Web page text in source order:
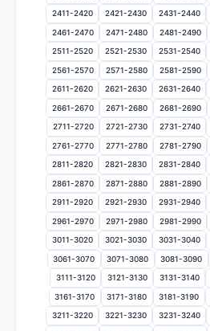
2411-2420 2421-2430 2431-2440
2461-2470 2471-2480 2481-2490
2511-2520 2521-2530 2531-2540
2561-2570 2571-2580 2581-2590
2611-2620 2621-2630 2631-2640
2661-2670 2671-2680 2681-2690
2711-2720 2721-2730 2731-2740
2761-2770 2771-2780 2781-2790
2811-2820 2821-2830 2831-2840
2861-2870 2871-2880 2881-2890
2911-2920 2921-2930 2931-2940
2961-2970 2971-2980 2981-2990
3011-3020 3021-3030 3031-3040
3061-3070 3071-3080 3081-3090
3111-3120 3121-3130 3131-3140
3161-3170 3171-3180 3181-3190
3211-3220 3221-3230 3231-3240